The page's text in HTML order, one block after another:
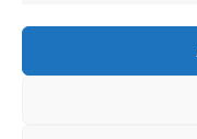
CITYLIFE! BEI